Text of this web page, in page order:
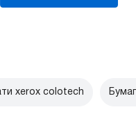
xerox colotech